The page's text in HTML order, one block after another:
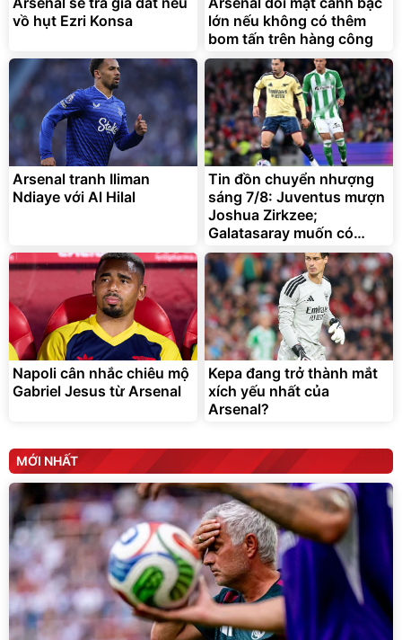
đ
Đã bán nhiều
vồ hụt Ezri Konsa
lớn nếu không có thêm
bom tấn trên hàng công
Arsenal tranh Iliman
Ndiaye với Al Hilal
Tin đồn chuyển nhượng
sáng 7/8: Juventus mượn
Joshua Zirkzee;
Galatasaray muốn có
Gabriel Martinelli
Napoli cân nhắc chiêu mộ
Gabriel Jesus từ Arsenal
Kepa đang trở thành mắt
xích yếu nhất của
Arsenal?
MỚI NHẤT